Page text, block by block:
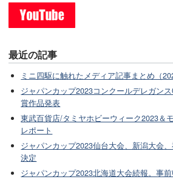
最近の記事
ミニ四駆に触れたメディア記事まとめ（
ジャパンカップ2023コンクールデレガン
賞作品発表
東武百貨店/タミヤホビーウィーク2023＆
レポート
ジャパンカップ2023仙台大会、新潟大会
決定
ジャパンカップ2023北海道大会続報。事